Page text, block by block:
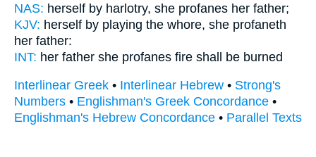
NAS: herself by harlotry, she profanes her father;
KJV: herself by playing the whore, she profaneth
her father:
INT: her father she profanes fire shall be burned
Interlinear Greek • Interlinear Hebrew • Strong's
Numbers • Englishman's Greek Concordance •
Englishman's Hebrew Concordance • Parallel Texts